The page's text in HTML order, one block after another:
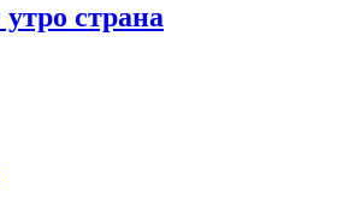
страна